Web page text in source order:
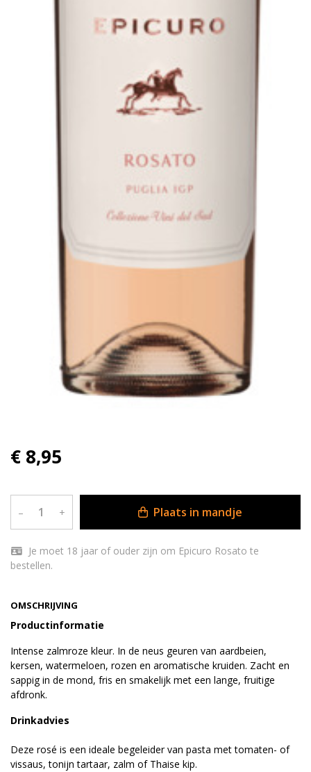
OMSCHRIJVING
Productinformatie
Intense zalmroze kleur. In de neus geuren van aardbeien,
kersen, watermeloen, rozen en aromatische kruiden. Zacht en
sappig in de mond, fris en smakelijk met een lange, fruitige
afdronk.
Drinkadvies
Deze rosé is een ideale begeleider van pasta met tomaten- of
vissaus, tonijn tartaar, zalm of Thaise kip.
€ 8,95
– + Plaats in mandje
bestellen.